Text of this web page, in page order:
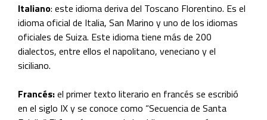
Italiano: este idioma deriva del Toscano Florentino. Es el
idioma oficial de Italia, San Marino y uno de los idiomas
oficiales de Suiza. Este idioma tiene más de 200
dialectos, entre ellos el napolitano, veneciano y el
siciliano.
Francés:el primer texto literario en francés se escribió
en el siglo IX y se conoce como “Secuencia de Santa